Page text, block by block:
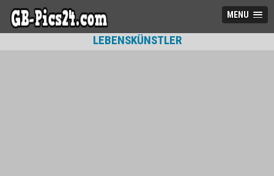
MENU
LEBENSKÜNSTLER